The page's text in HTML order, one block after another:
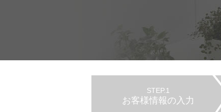
STEP.1
お客様情報の入力